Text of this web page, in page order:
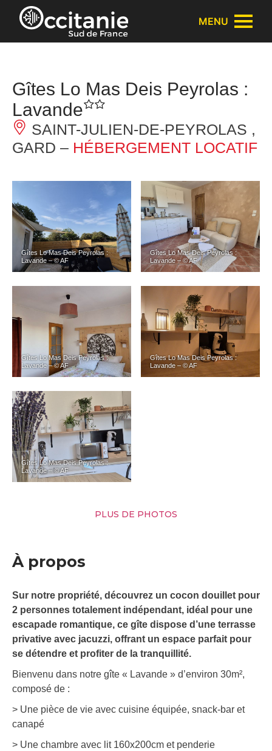
Panneau de gestion des cookies
MENU
Gîtes Lo Mas Deis Peyrolas :
Lavande
SAINT-JULIEN-DE-PEYROLAS ,
GARD – HÉBERGEMENT LOCATIF
Gîtes Lo Mas Deis Peyrolas :
Lavande – © AF
Gîtes Lo Mas Deis Peyrolas :
Lavande – © AF
Gîtes Lo Mas Deis Peyrolas :
Lavande – © AF
Gîtes Lo Mas Deis Peyrolas :
Lavande – © AF
Gîtes Lo Mas Deis Peyrolas :
Lavande – © AF
PLUS DE PHOTOS
À propos
Sur notre propriété, découvrez un cocon douillet pour
2 personnes totalement indépendant, idéal pour une
escapade romantique, ce gîte dispose d’une terrasse
privative avec jacuzzi, offrant un espace parfait pour
se détendre et profiter de la tranquillité.
Bienvenu dans notre gîte « Lavande » d’environ 30m²,
composé de :
> Une pièce de vie avec cuisine équipée, snack-bar et
canapé
> Une chambre avec lit 160x200cm et penderie